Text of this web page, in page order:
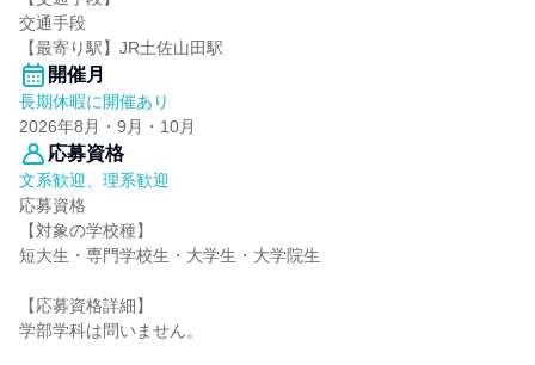
交通手段
【最寄り駅】JR土佐山田駅
開催月
長期休暇に開催あり
2026年8月・9月・10月
応募資格
文系歓迎、理系歓迎
応募資格
【対象の学校種】
短大生・専門学校生・大学生・大学院生
【応募資格詳細】
学部学科は問いません。